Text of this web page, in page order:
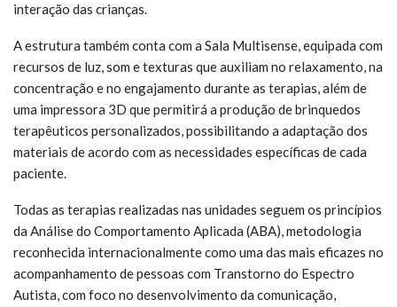
interação das crianças.
A estrutura também conta com a Sala Multisense, equipada com
recursos de luz, som e texturas que auxiliam no relaxamento, na
concentração e no engajamento durante as terapias, além de
uma impressora 3D que permitirá a produção de brinquedos
terapêuticos personalizados, possibilitando a adaptação dos
materiais de acordo com as necessidades específicas de cada
paciente.
Todas as terapias realizadas nas unidades seguem os princípios
da Análise do Comportamento Aplicada (ABA), metodologia
reconhecida internacionalmente como uma das mais eficazes no
acompanhamento de pessoas com Transtorno do Espectro
Autista, com foco no desenvolvimento da comunicação,